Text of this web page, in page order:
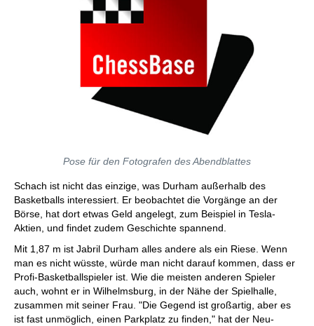
Pose für den Fotografen des Abendblattes
Schach ist nicht das einzige, was Durham außerhalb des
Basketballs interessiert. Er beobachtet die Vorgänge an der
Börse, hat dort etwas Geld angelegt, zum Beispiel in Tesla-
Aktien, und findet zudem Geschichte spannend.
Mit 1,87 m ist Jabril Durham alles andere als ein Riese. Wenn
man es nicht wüsste, würde man nicht darauf kommen, dass er
Profi-Basketballspieler ist. Wie die meisten anderen Spieler
auch, wohnt er in Wilhelmsburg, in der Nähe der Spielhalle,
zusammen mit seiner Frau. "Die Gegend ist großartig, aber es
ist fast unmöglich, einen Parkplatz zu finden," hat der Neu-